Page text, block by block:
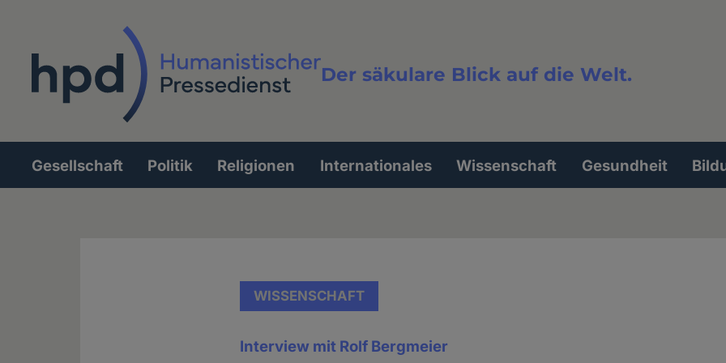
Der säkulare Blick auf die Welt.
Volltextsuche
Hauptnavigation
Gesellschaft Politik Religionen Internationales Wissenschaft Gesundheit
WISSENSCHAFT
Interview mit Rolf Bergmeier